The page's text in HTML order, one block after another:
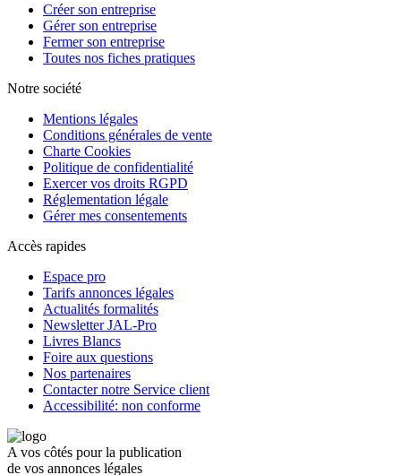
Créer son entreprise
Gérer son entreprise
Fermer son entreprise
Toutes nos fiches pratiques
Notre société
Mentions légales
Conditions générales de vente
Charte Cookies
Politique de confidentialité
Exercer vos droits RGPD
Réglementation légale
Gérer mes consentements
Accès rapides
Espace pro
Tarifs annonces légales
Actualités formalités
Newsletter JAL-Pro
Livres Blancs
Foire aux questions
Nos partenaires
Contacter notre Service client
Accessibilité: non conforme
A vos côtés pour la publication
de vos annonces légales